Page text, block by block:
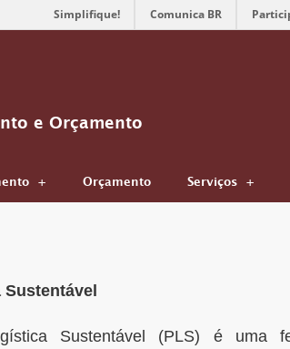
Simplifique! Comunica BR
e Orçamento
Orçamento Serviços
Sustentável (PLS) é uma